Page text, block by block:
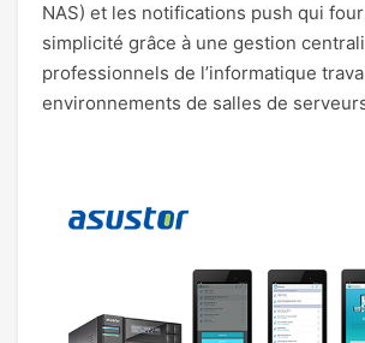
NAS) et les notifications push qui
simplicité grâce à une gestion
professionnels de l’informatique
environnements de salles de